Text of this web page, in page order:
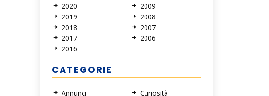
2020
2019
2018
2017
2016
2009
2008
2007
2006
CATEGORIE
Annunci
Curiosità